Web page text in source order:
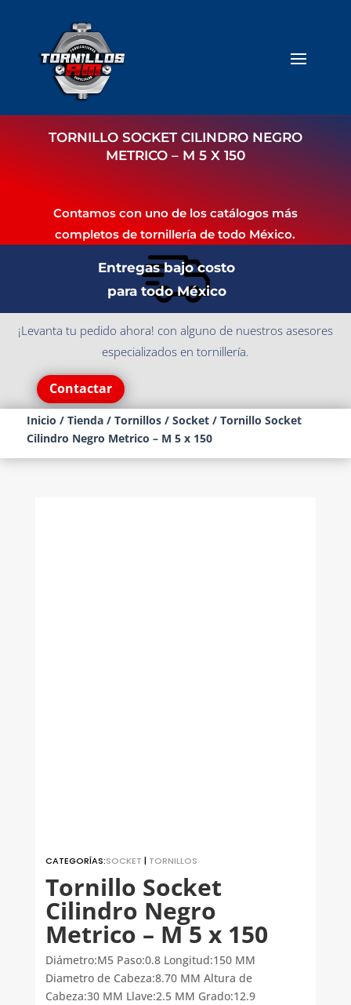
TORNILLO SOCKET CILINDRO NEGRO
METRICO – M 5 X 150
Contamos con uno de los catálogos más
completos de tornillería de todo México.
Entregas bajo costo
para todo México
¡Levanta tu pedido ahora! con alguno de nuestros asesores
especializados en tornillería.
Contactar
Inicio / Tienda/ Tornillos/ Socket/ Tornillo Socket
Cilindro Negro Metrico – M 5 x 150
CATEGORÍAS:SOCKET | TORNILLOS
Tornillo Socket
Cilindro Negro
Metrico – M 5 x 150
Diámetro:M5 Paso:0.8 Longitud:150 MM
Diametro de Cabeza:8.70 MM Altura de
Cabeza:30 MM Llave:2.5 MM Grado:12.9